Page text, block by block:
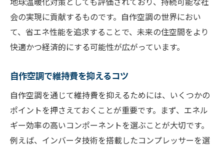
会の実現に貢献するものです。自作空調の世界におい
て、省エネ性能を追求することで、未来の住空間をより
快適かつ経済的にする可能性が広がっています。
自作空調で維持費を抑えるコツ
自作空調を通じて維持費を抑えるためには、いくつかの
ポイントを押さえておくことが重要です。まず、エネル
ギー効率の高いコンポーネントを選ぶことが大切です。
例えば、インバータ技術を搭載したコンプレッサーを選